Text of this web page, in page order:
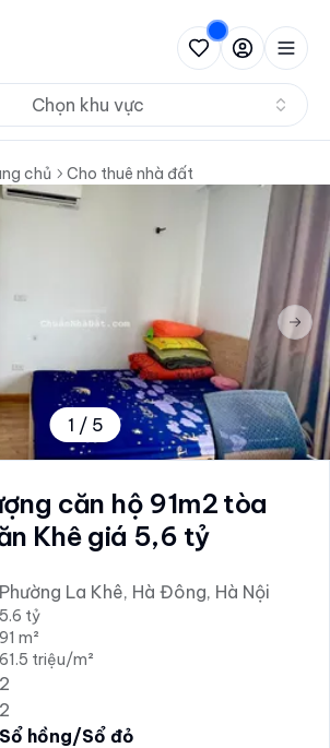
Chọn khu vực
chủ Cho thuê nhà đất
1 / 5
căn hộ 91m2 tòa
Khê giá 5,6 tỷ
Phường La Khê, Hà Đông, Hà Nội
5.6 tỷ
91 m²
61.5 triệu/m²
2
2
Sổ hồng/Sổ đỏ